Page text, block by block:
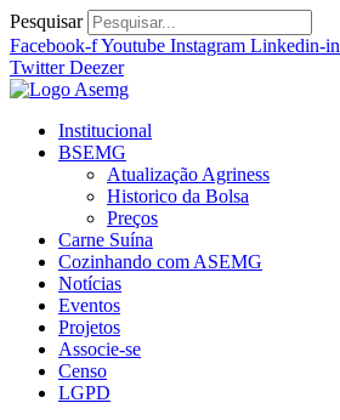
Ir
para
o
conteúdo
Pesquisar
Facebook-fYoutube Instagram Linkedin-in
Twitter Deezer
Institucional
BSEMG
Atualização Agriness
Historico da Bolsa
Preços
Carne Suína
Cozinhando com ASEMG
Notícias
Eventos
Projetos
Associe-se
Censo
LGPD